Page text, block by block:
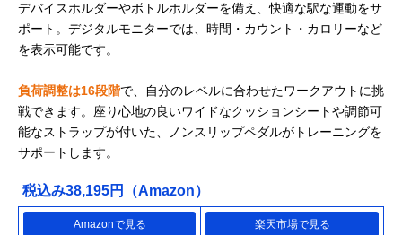
デバイスホルダーやボトルホルダーを備え、快適な駅な運動をサ
ポート。デジタルモニターでは、時間・カウント・カロリーなど
を表示可能です。
負荷調整は16段階で、自分のレベルに合わせたワークアウトに挑
戦できます。座り心地の良いワイドなクッションシートや調節可
能なストラップが付いた、ノンスリップペダルがトレーニングを
サポートします。
税込み38,195円（Amazon）
Amazonで見る 楽天市場で見る